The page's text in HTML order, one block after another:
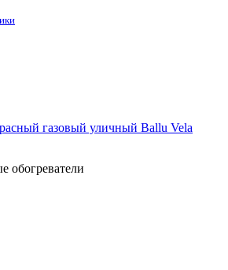
газовый уличный Ballu Vela
обогреватели